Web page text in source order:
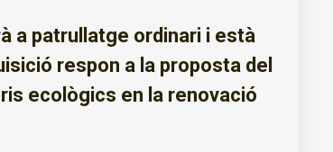
a patrullatge ordinari i està
respon a la proposta del
ecològics en la renovació